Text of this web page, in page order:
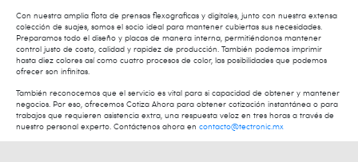
Con nuestra amplia flota de prensas flexograficas y digitales, junto con nuestra extensa
colección de suajes, somos el socio ideal para mantener cubiertas sus necesidades.
Preparamos todo el diseño y placas de manera interna, permitiéndonos mantener
control justo de costo, calidad y rapidez de producción. También podemos imprimir
hasta diez colores así como cuatro procesos de color, las posibilidades que podemos
ofrecer son infinitas.
También reconocemos que el servicio es vital para si capacidad de obtener y mantener
negocios. Por eso, ofrecemos Cotiza Ahora para obtener cotización instantánea o para
trabajos que requieren asistencia extra, una respuesta veloz en tres horas a través de
nuestro personal experto. Contáctenos ahora en contacto@tectronic.mx